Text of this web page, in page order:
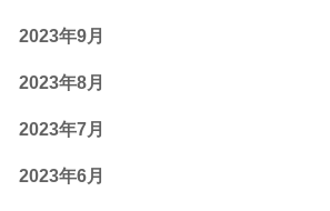
2023年9月
2023年8月
2023年7月
2023年6月